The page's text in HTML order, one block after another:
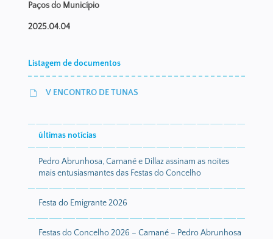
Paços do Município
2025.04.04
Listagem de documentos
V ENCONTRO DE TUNAS
últimas notícias
Pedro Abrunhosa, Camané e Dillaz assinam as noites
mais entusiasmantes das Festas do Concelho
Festa do Emigrante 2026
Festas do Concelho 2026 – Camané – Pedro Abrunhosa